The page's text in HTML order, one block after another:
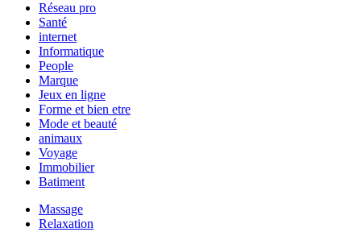
Réseau pro
Santé
internet
Informatique
People
Marque
Jeux en ligne
Forme et bien etre
Mode et beauté
animaux
Voyage
Immobilier
Batiment
Massage
Relaxation